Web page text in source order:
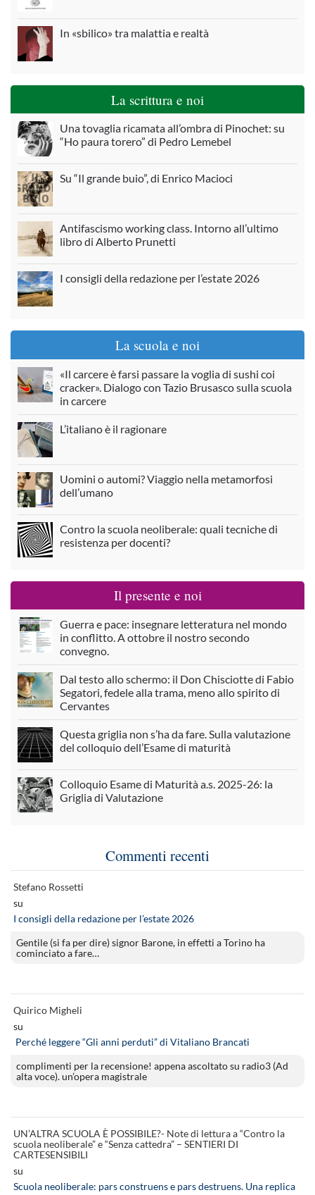
In «sbilico» tra malattia e realtà
La scrittura e noi
Una tovaglia ricamata all’ombra di Pinochet: su
“Ho paura torero” di Pedro Lemebel
Su “Il grande buio”, di Enrico Macioci
Antifascismo working class. Intorno all’ultimo
libro di Alberto Prunetti
I consigli della redazione per l’estate 2026
La scuola e noi
«Il carcere è farsi passare la voglia di sushi coi
cracker». Dialogo con Tazio Brusasco sulla scuola
in carcere
L’italiano è il ragionare
Uomini o automi? Viaggio nella metamorfosi
dell’umano
Contro la scuola neoliberale: quali tecniche di
resistenza per docenti?
Il presente e noi
Guerra e pace: insegnare letteratura nel mondo
in conflitto. A ottobre il nostro secondo
convegno.
Dal testo allo schermo: il Don Chisciotte di Fabio
Segatori, fedele alla trama, meno allo spirito di
Cervantes
Questa griglia non s’ha da fare. Sulla valutazione
del colloquio dell’Esame di maturità
Colloquio Esame di Maturità a.s. 2025-26: la
Griglia di Valutazione
Commenti recenti
Stefano Rossetti
su
I consigli della redazione per l’estate 2026
Gentile (si fa per dire) signor Barone, in effetti a Torino ha
cominciato a fare…
Quirico Migheli
su
Perché leggere “Gli anni perduti” di Vitaliano Brancati
complimenti per la recensione! appena ascoltato su radio3 (Ad
alta voce). un’opera magistrale
UN’ALTRA SCUOLA È POSSIBILE?- Note di lettura a “Contro la
scuola neoliberale” e “Senza cattedra” – SENTIERI DI
CARTESENSIBILI
su
Scuola neoliberale: pars construens e pars destruens. Una replica